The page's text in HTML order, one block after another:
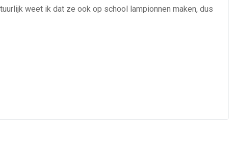
weet ik dat ze ook op school lampionnen maken, dus